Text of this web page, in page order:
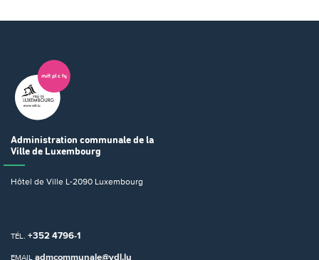
Administration communale de la
Ville de Luxembourg
Hôtel de Ville L-2090 Luxembourg
TÉL. +352 4796-1
EMAIL admcommunale@vdl.lu